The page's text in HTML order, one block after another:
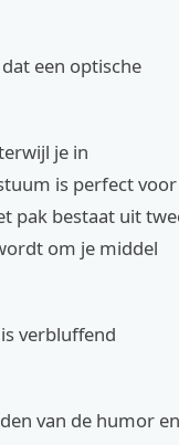
een optische
je in
is perfect voor
pak bestaat uit
om je middel
verbluffend
van de humor en